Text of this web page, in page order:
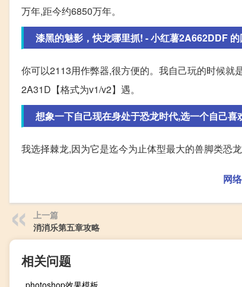
万年,距今约6850万年。
漆黑的魅影，快龙哪里抓! - 小红薯2A662DDF
你可以2113用作弊器,很方便的。我自己玩的时候
2A31D【格式为v1/v2】遇。
想象一下自己现在身处于恐龙时代,选一个自己喜
我选择棘龙,因为它是迄今为止体型最大的兽脚类恐
网
上一篇
消消乐第五章攻略
相关问题